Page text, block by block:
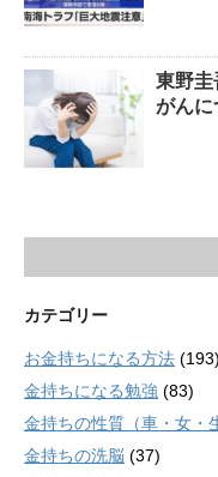
東野圭
がんに
カテゴリー
お金持ちになる方法 (193)
金持ちになる勉強 (83)
金持ちの性質（車・女・
金持ちの洗脳 (37)